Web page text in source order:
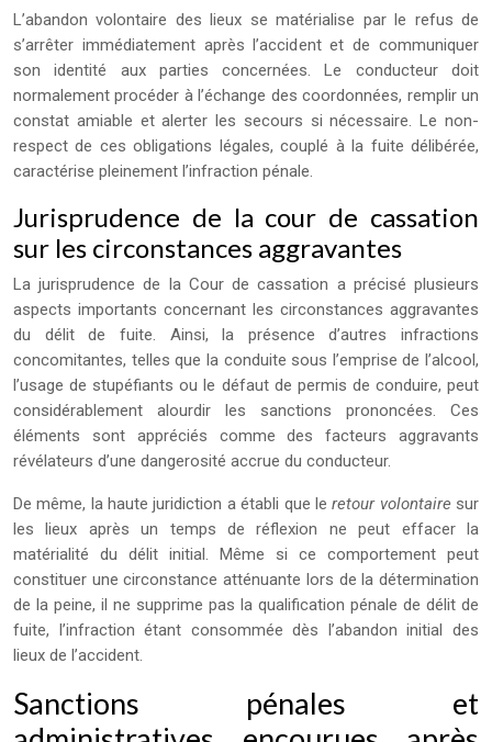
L’abandon volontaire des lieux se matérialise par le refus de
s’arrêter immédiatement après l’accident et de communiquer
son identité aux parties concernées. Le conducteur doit
normalement procéder à l’échange des coordonnées, remplir un
constat amiable et alerter les secours si nécessaire. Le non-
respect de ces obligations légales, couplé à la fuite délibérée,
caractérise pleinement l’infraction pénale.
Jurisprudence de la cour de cassation
sur les circonstances aggravantes
La jurisprudence de la Cour de cassation a précisé plusieurs
aspects importants concernant les circonstances aggravantes
du délit de fuite. Ainsi, la présence d’autres infractions
concomitantes, telles que la conduite sous l’emprise de l’alcool,
l’usage de stupéfiants ou le défaut de permis de conduire, peut
considérablement alourdir les sanctions prononcées. Ces
éléments sont appréciés comme des facteurs aggravants
révélateurs d’une dangerosité accrue du conducteur.
De même, la haute juridiction a établi que leretour volontaire sur
les lieux après un temps de réflexion ne peut effacer la
matérialité du délit initial. Même si ce comportement peut
constituer une circonstance atténuante lors de la détermination
de la peine, il ne supprime pas la qualification pénale de délit de
fuite, l’infraction étant consommée dès l’abandon initial des
lieux de l’accident.
Sanctions pénales et